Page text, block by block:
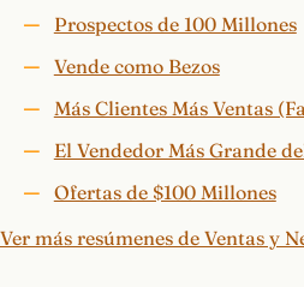
Prospectos de 100 Millones
Vende como Bezos
Más Clientes Más Ventas
El Vendedor Más Grande
Ofertas de $100 Millones
Ver más resúmenes de Ventas y